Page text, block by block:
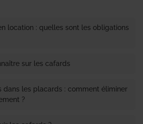
location : quelles sont les obligations
sur les cafards
dans les placards : comment éliminer
?